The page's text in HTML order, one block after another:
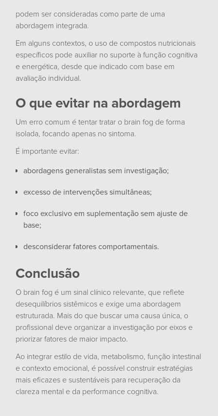
podem ser consideradas como parte de uma
abordagem integrada.
Em alguns contextos, o uso de compostos nutricionais
específicos pode auxiliar no suporte à função cognitiva
e energética, desde que indicado com base em
avaliação individual.
O que evitar na abordagem
Um erro comum é tentar tratar o brain fog de forma
isolada, focando apenas no sintoma.
É importante evitar:
abordagens generalistas sem investigação;
excesso de intervenções simultâneas;
foco exclusivo em suplementação sem ajuste de
base;
desconsiderar fatores comportamentais.
Conclusão
O brain fog é um sinal clínico relevante, que reflete
desequilíbrios sistêmicos e exige uma abordagem
estruturada. Mais do que buscar uma causa única, o
profissional deve organizar a investigação por eixos e
priorizar fatores de maior impacto.
Ao integrar estilo de vida, metabolismo, função intestinal
e contexto emocional, é possível construir estratégias
mais eficazes e sustentáveis para recuperação da
clareza mental e da performance cognitiva.